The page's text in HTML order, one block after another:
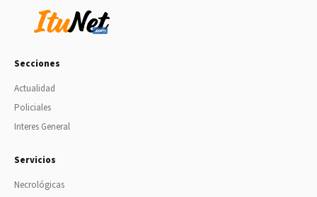
Secciones
Actualidad
Policiales
Interes General
Servicios
Necrológicas